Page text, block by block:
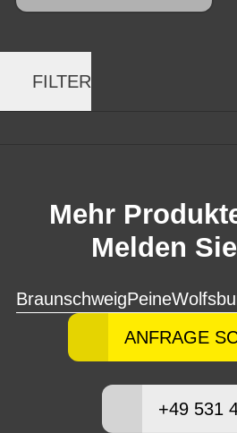
FILTER
Mehr
Melden
BraunschweigPeine
ANFRAGE
+49 531